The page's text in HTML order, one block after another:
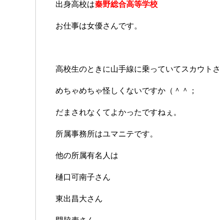
出身高校は秦野総合高等学校
お仕事は女優さんです。
高校生のときに山手線に乗っていてスカウト
めちゃめちゃ怪しくないですか（＾＾；
だまされなくてよかったですねぇ。
所属事務所はユマニテです。
他の所属有名人は
樋口可南子さん
東出昌大さん